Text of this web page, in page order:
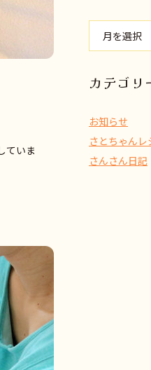
ていま
ブ
カテゴリ
お知らせ
さとちゃんレ
さんさん日記